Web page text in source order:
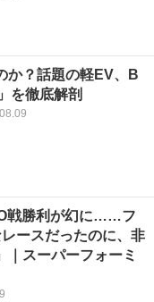
か？話題の軽EV、B
を徹底解剖
戦勝利が幻に……フ
ースだったのに、非
｜スーパーフォーミ